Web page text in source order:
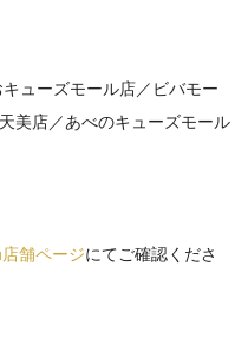
ューズモール店／ビバモー
美店／あべのキューズモール
舗ページにてご確認くださ